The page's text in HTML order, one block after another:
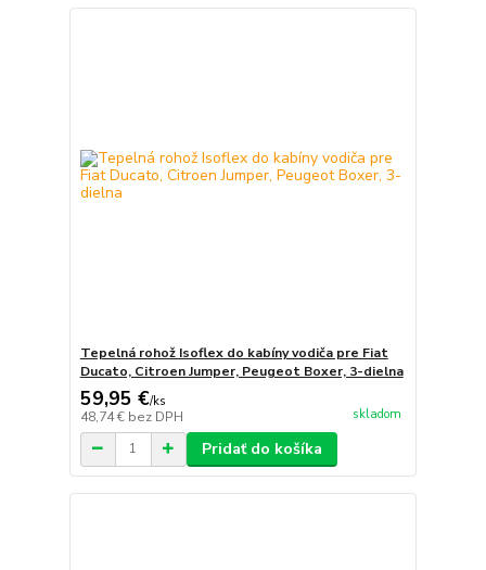
Tepelná rohož Isoflex do kabíny vodiča pre Fiat
Ducato, Citroen Jumper, Peugeot Boxer, 3-dielna
59,95 €/ks
48,74 € bez DPH skladom
Pridať do košíka